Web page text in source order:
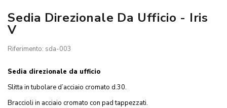
Sedia Direzionale Da Ufficio - Iris
V
Riferimento: sda-003
Sedia direzionale da ufficio
Slitta in tubolare d’acciaio cromato d.30.
Braccioli in acciaio cromato con pad tappezzati.